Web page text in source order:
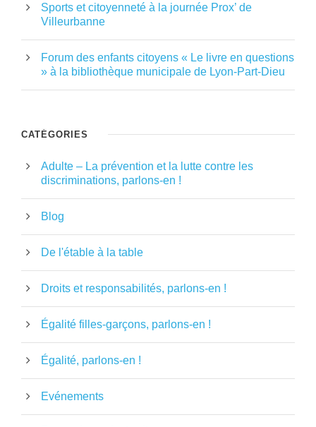
Sports et citoyenneté à la journée Prox’ de
Villeurbanne
Forum des enfants citoyens « Le livre en questions
» à la bibliothèque municipale de Lyon-Part-Dieu
CATÉGORIES
Adulte – La prévention et la lutte contre les
discriminations, parlons-en !
Blog
De l'étable à la table
Droits et responsabilités, parlons-en !
Égalité filles-garçons, parlons-en !
Égalité, parlons-en !
Evénements